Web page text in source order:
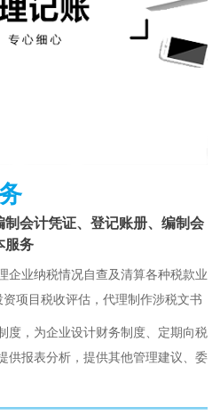
会计凭证、登记账册、编制会
服务
企业纳税情况自查及清算各种税款业
项目税收评估，代理制作涉税文书
度，为企业设计财务制度、定期向税
供报表分析，提供其他管理建议、委